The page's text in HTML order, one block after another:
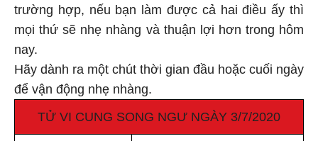
trường hợp, nếu bạn làm được cả hai điều ấy thì
mọi thứ sẽ nhẹ nhàng và thuận lợi hơn trong hôm
nay.
Hãy dành ra một chút thời gian đầu hoặc cuối ngày
để vận động nhẹ nhàng.
TỬ VI CUNG SONG NGƯ NGÀY 3/7/2020